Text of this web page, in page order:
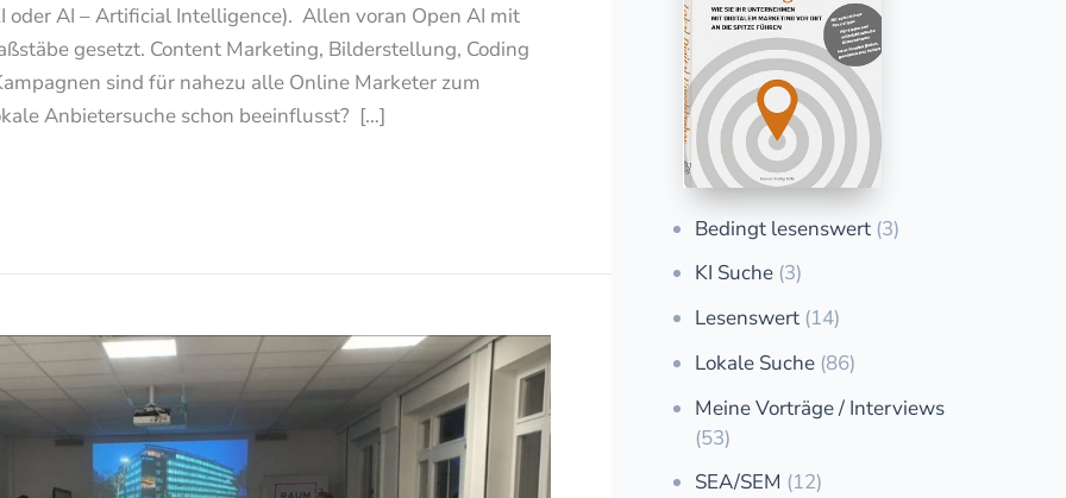
oder AI – Artificial Intelligence). Allen voran Open AI mit
gesetzt. Content Marketing, Bilderstellung, Coding
sind für nahezu alle Online Marketer zum
Anbietersuche schon beeinflusst? […]
Bedingt lesenswert (3)
KI Suche (3)
Lesenswert (14)
Lokale Suche (86)
Meine Vorträge / Interviews
(53)
SEA/SEM (12)